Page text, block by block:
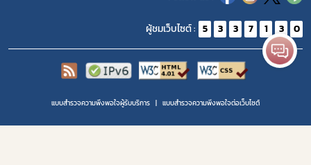
ผู้ชมเว็บไซต์ : 5 3 3 7 1 3 0
แบบสำรวจความพึงพอใจผู้รับบริการ แบบสำรวจความพีงพอใจต่อเว็บไซต์